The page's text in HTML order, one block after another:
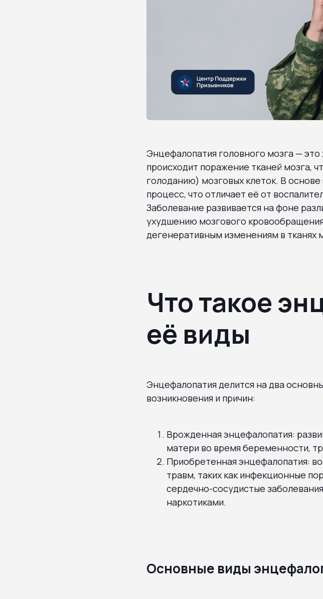
Энцефалопатия головного мозга —
происходит поражение тканей мозга,
голоданию) мозговых клеток. В
процесс, что отличает её от
Заболевание развивается на фоне
ухудшению мозгового
дегенеративным изменениям в тканях
Что такое
её виды
Энцефалопатия делится на два
возникновения и причин:
Врожденная энцефалопатия:
матери во время беременности,
Приобретенная энцефалопатия:
травм, таких как инфекционные
сердечно-сосудистые
наркотиками.
Основные виды